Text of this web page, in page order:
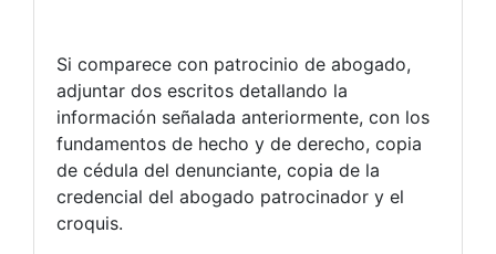
Si comparece con patrocinio de abogado,
adjuntar dos escritos detallando la
información señalada anteriormente, con los
fundamentos de hecho y de derecho, copia
de cédula del denunciante, copia de la
credencial del abogado patrocinador y el
croquis.